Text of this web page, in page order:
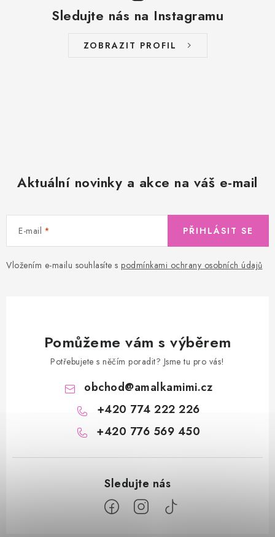
Sledujte nás na Instagramu
ZOBRAZIT PROFIL
Aktuální novinky a akce na váš e-mail
E-mail
Vložením e-mailu souhlasíte s podmínkami ochrany osobních údajů
PŘIHLÁSIT SE
Pomůžeme vám s výběrem
Potřebujete s něčím poradit? Jsme tu pro vás!
obchod@amalkamimi.cz
+420 774 222 226
+420 776 569 450